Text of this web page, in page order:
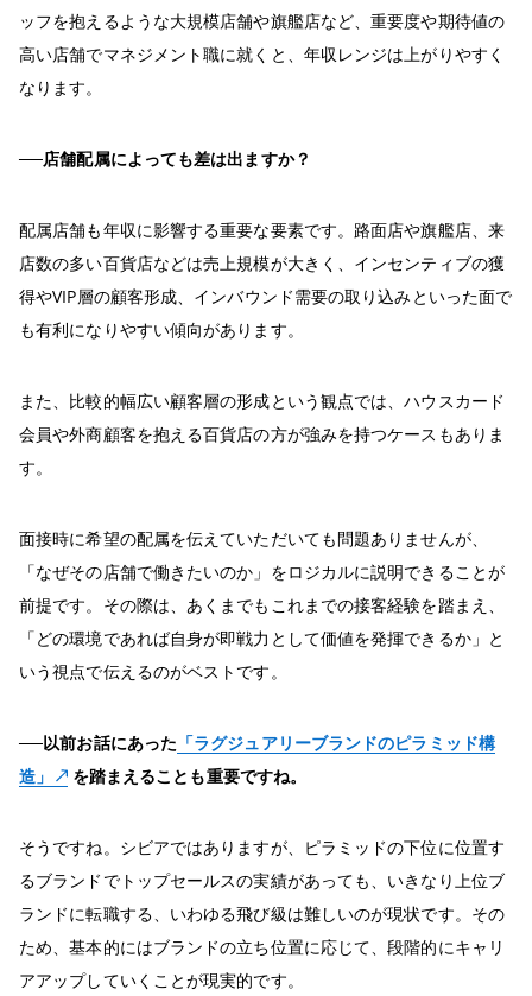
ッフを抱えるような大規模店舗や旗艦店など、重要度や期待値の
高い店舗でマネジメント職に就くと、年収レンジは上がりやすく
なります。
──店舗配属によっても差は出ますか？
配属店舗も年収に影響する重要な要素です。路面店や旗艦店、来
店数の多い百貨店などは売上規模が大きく、インセンティブの獲
得やVIP層の顧客形成、インバウンド需要の取り込みといった面で
も有利になりやすい傾向があります。
また、比較的幅広い顧客層の形成という観点では、ハウスカード
会員や外商顧客を抱える百貨店の方が強みを持つケースもありま
す。
面接時に希望の配属を伝えていただいても問題ありませんが、
「なぜその店舗で働きたいのか」をロジカルに説明できることが
前提です。その際は、あくまでもこれまでの接客経験を踏まえ、
「どの環境であれば自身が即戦力として価値を発揮できるか」と
いう視点で伝えるのがベストです。
──以前お話にあった 「ラグジュアリーブランドのピラミッド構
造」
を踏まえることも重要ですね。
そうですね。シビアではありますが、ピラミッドの下位に位置す
るブランドでトップセールスの実績があっても、いきなり上位ブ
ランドに転職する、いわゆる飛び級は難しいのが現状です。その
ため、基本的にはブランドの立ち位置に応じて、段階的にキャリ
アアップしていくことが現実的です。